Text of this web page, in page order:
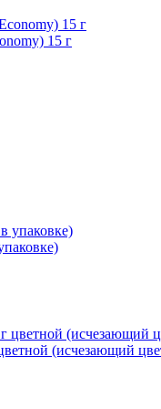
15 г
(исчезающий